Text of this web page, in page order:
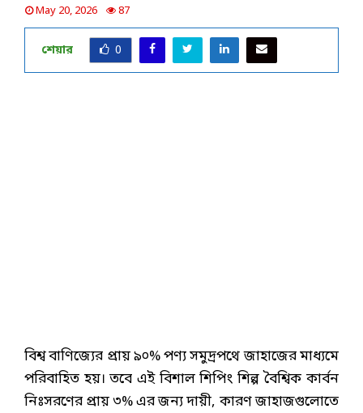
May 20, 2026 87
শেয়ার 0
বিশ্ব বাণিজ্যের প্রায় ৯০% পণ্য সমুদ্রপথে জাহাজের মাধ্যমে
পরিবাহিত হয়। তবে এই বিশাল শিপিং শিল্প বৈশ্বিক কার্বন
নিঃসরণের প্রায় ৩% এর জন্য দায়ী, কারণ জাহাজগুলোতে